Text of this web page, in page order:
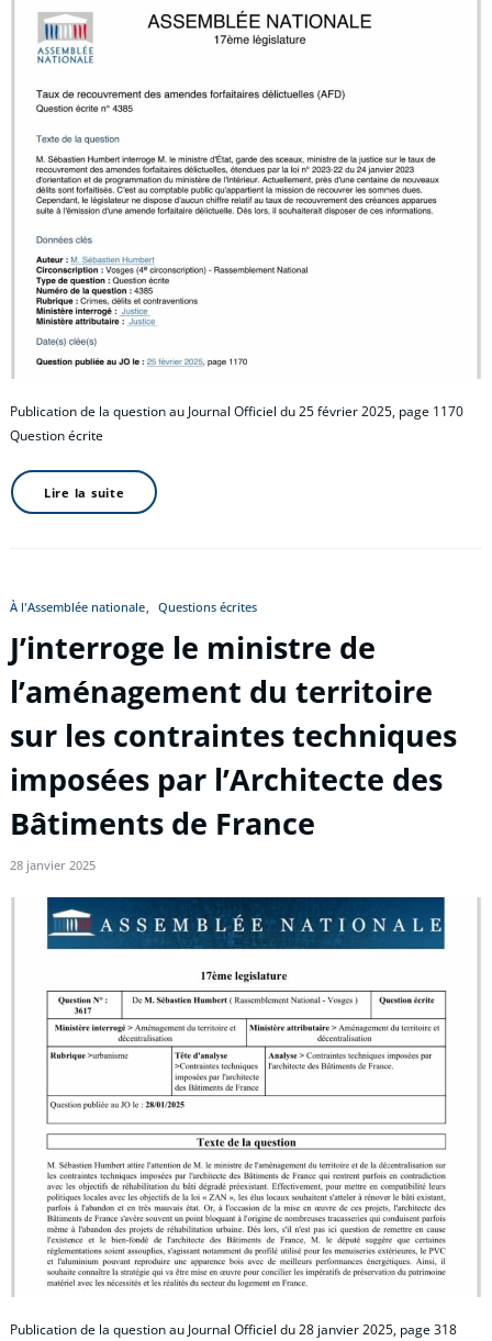
Publication de la question au Journal Officiel du 25 février 2025, page 1170
Question écrite
Lire la suite
À l'Assemblée nationale Questions écrites
J’interroge le ministre de
l’aménagement du territoire
sur les contraintes techniques
imposées par l’Architecte des
Bâtiments de France
28 janvier 2025
Publication de la question au Journal Officiel du 28 janvier 2025, page 318